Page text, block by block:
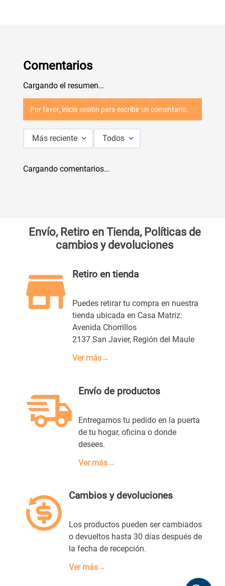
Comentarios
Cargando el resumen…
Por favor, inicia sesión para escribir un comentario.
Más reciente Todos
Cargando comentarios…
Envío, Retiro en Tienda, Políticas de
cambios y devoluciones
Retiro en tienda
Puedes retirar tu compra en nuestra
tienda ubicada en Casa Matriz:
Avenida Chorrillos
2137 San Javier, Región del Maule
Ver más→
Envío de productos
Entregamos tu pedido en la puerta
de tu hogar, oficina o donde
desees.
Ver más→
Cambios y devoluciones
Los productos pueden ser cambiados
o devueltos hasta 30 días después de
la fecha de recepción.
Ver más→